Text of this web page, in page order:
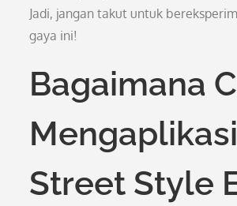
Jadi, jangan takut untuk
gaya ini!
Bagaimana
Street Style